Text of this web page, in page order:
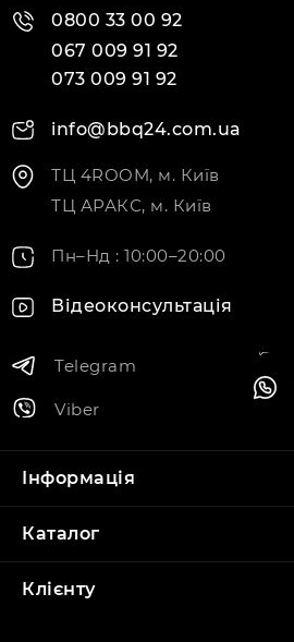
0800 33 00 92
067 009 91 92
073 009 91 92
info@bbq24.com.ua
ТЦ 4ROOM, м. Київ
ТЦ АРАКС, м. Київ
Пн–Нд : 10:00–20:00
Відеоконсультація
Telegram
Viber
Інформація
Каталог
Клієнту